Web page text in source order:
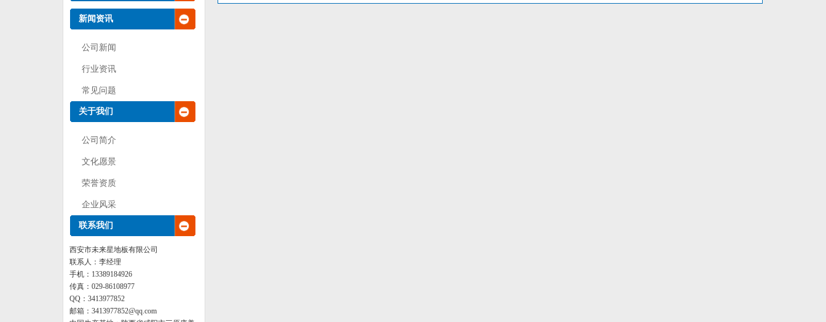
新闻资讯
公司新闻
行业资讯
常见问题
关于我们
公司简介
文化愿景
荣誉资质
企业风采
联系我们
西安市未来星地板有限公司
联系人：李经理
手机：13389184926
传真：029-86108977
QQ：3413977852
邮箱：3413977852@qq.com